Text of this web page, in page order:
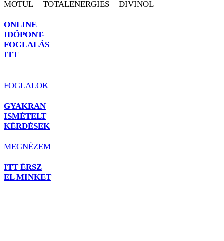
ONLINE
IDŐPONT-
FOGLALÁS
ITT
FOGLALOK
GYAKRAN
ISMÉTELT
KÉRDÉSEK
MEGNÉZEM
ITT ÉRSZ
EL MINKET